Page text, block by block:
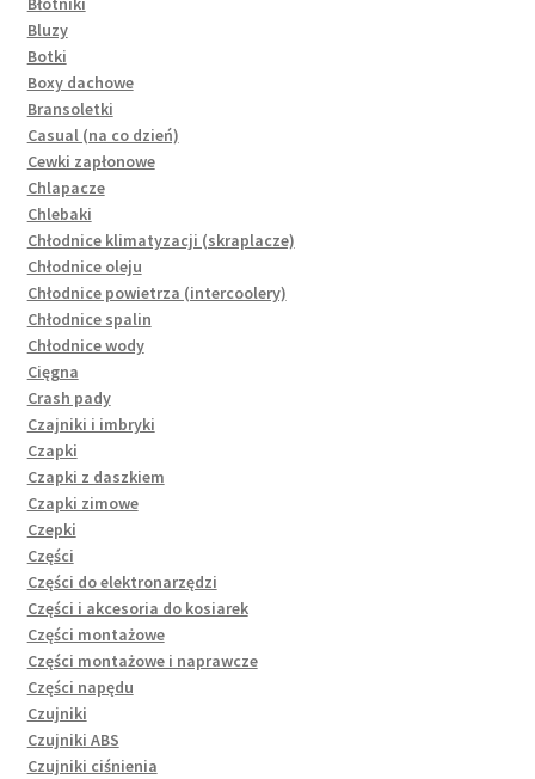
Bluzy
Botki
Boxy dachowe
Bransoletki
Casual (na co dzień)
Cewki zapłonowe
Chlapacze
Chlebaki
Chłodnice klimatyzacji (skraplacze)
Chłodnice oleju
Chłodnice powietrza (intercoolery)
Chłodnice spalin
Chłodnice wody
Cięgna
Crash pady
Czajniki i imbryki
Czapki
Czapki z daszkiem
Czapki zimowe
Czepki
Części
Części do elektronarzędzi
Części i akcesoria do kosiarek
Części montażowe
Części montażowe i naprawcze
Części napędu
Czujniki
Czujniki ABS
Czujniki ciśnienia